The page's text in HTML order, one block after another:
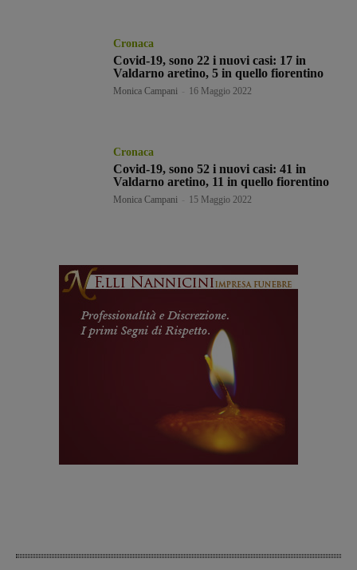
Cronaca
Covid-19, sono 22 i nuovi casi: 17 in
Valdarno aretino, 5 in quello fiorentino
Monica Campani 16 Maggio 2022
Cronaca
Covid-19, sono 52 i nuovi casi: 41 in
Valdarno aretino, 11 in quello fiorentino
Monica Campani 15 Maggio 2022